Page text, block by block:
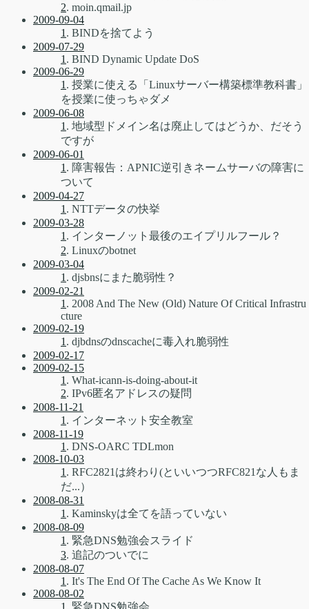
2. moin.qmail.jp
2009-09-04
1 . BINDを捨てよう
2009-07-29
1 . BIND Dynamic Update DoS
2009-06-29
1 . 授業に使える「Linuxサーバー構築標準教科書」
を授業に使っちゃダメ
2009-06-08
1 . 地域型ドメイン名は廃止してはどうか、だそう
ですが
2009-06-01
1 . 障害報告：APNIC逆引きネームサーバの障害に
ついて
2009-04-27
1 . NTTデータの快挙
2009-03-28
1 . インターノット最後のエイプリルフール？
2. Linuxのbotnet
2009-03-04
1 . djsbnsにまた脆弱性？
2009-02-21
1 . 2008 And The New (Old) Nature Of Critical Infrastru
cture
2009-02-19
1 . djbdnsのdnscacheに毒入れ脆弱性
2009-02-17
2009-02-15
1 . What-icann-is-doing-about-it
2. IPv6匿名アドレスの疑問
2008-11-21
1 . インターネット安全教室
2008-11-19
1 . DNS-OARC TDLmon
2008-10-03
1 . RFC2821は終わり(といいつつRFC821な人もま
だ...）
2008-08-31
1 . Kaminskyは全てを語っていない
2008-08-09
1 . 緊急DNS勉強会スライド
3. 追記のついでに
2008-08-07
1 . It's The End Of The Cache As We Know It
2008-08-02
1 . 緊急DNS勉強会